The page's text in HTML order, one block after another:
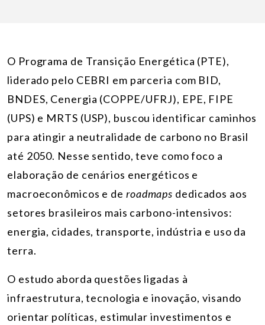
O Programa de Transição Energética (PTE),
liderado pelo CEBRI em parceria com BID,
BNDES, Cenergia (COPPE/UFRJ), EPE, FIPE
(UPS) e MRTS (USP), buscou identificar caminhos
para atingir a neutralidade de carbono no Brasil
até 2050. Nesse sentido, teve como foco a
elaboração de cenários energéticos e
macroeconômicos e de roadmaps dedicados aos
setores brasileiros mais carbono-intensivos:
energia, cidades, transporte, indústria e uso da
terra.
O estudo aborda questões ligadas à
infraestrutura, tecnologia e inovação, visando
orientar políticas, estimular investimentos e